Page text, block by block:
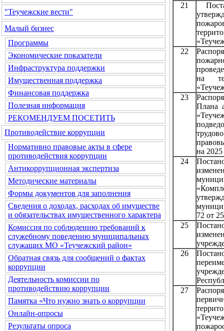
"Теучежские вести"
Малый бизнес
Программы
Экономические показатели
Инфраструктура поддержки
Имущественная поддержка
Финансовая поддержка
Полезная информация
РЕКОМЕНДУЕМ ПОСЕТИТЬ
Противодействие коррупции
Нормативно правовые акты в сфере
противодействия коррупции
Антикоррупционная экспертиза
Методические материалы
Формы документов для заполнения
Сведения о доходах, расходах об имуществе
и обязательствах имущественного характера
Комиссия по соблюдению требований к
служебному поведению муниципальных
служащих МО «Теучежский район»
Обратная связь для сообщений о фактах
коррупции
Деятельность комиссии по
противодействию коррупции
Памятка «Что нужно знать о коррупции
Онлайн-опросы
Результаты опроса
21
22
на
23
Плана
на
24
72 от
25
26
27